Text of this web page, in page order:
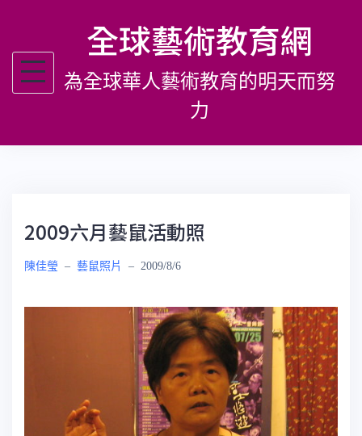
主
全球藝術教育網
為全球華人藝術教育的明天而努
力
2009六月藝鼠活動照
陳佳瑩 – 藝鼠照片 – 2009/8/6